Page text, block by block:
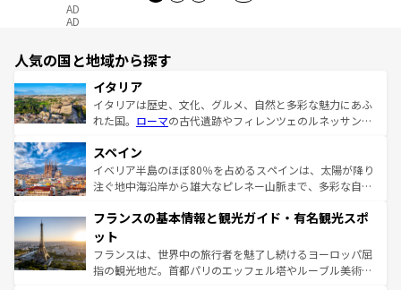
AD
AD
人気の国と地域から探す
イタリア
イタリアは歴史、文化、グルメ、自然と多彩な魅力にあふ
れた国。 ローマの古代遺跡やフィレンツェのルネッサンス
ろん、トスカーナの美しい田園風景やアマルフィ海岸の絶
景など、自然景観も見逃せない。観光の合間には、本場の
ピザやパスタなど、絶品のイタリア料理を堪能することも
ませてくれるイタリアで、忘れられない旅をしてみよう！
なお、新着のイタリア情報は
しい。
スペイン
イベリア半島のほぼ80％を占めるスペインは、太陽が降り
注ぐ地中海沿岸から雄大なピレネー山脈まで、多彩な自然
文化が根付くこの国では、情熱的なフラメンコ、熱気あふ
れる闘牛、そして美味しいタパスが生活の一部となってい
る。首都マドリードの洗練された雰囲気や、バルセロナの
アートに溢れた街角から、地方では古代ローマ遺跡や中世
フランスの基本情報と観光ガイド・有名観光スポ
ット
フランスは、世界中の旅行者を魅了し続けるヨーロッパ屈
指の観光地だ。首都パリのエッフェル塔やルーブル美術館